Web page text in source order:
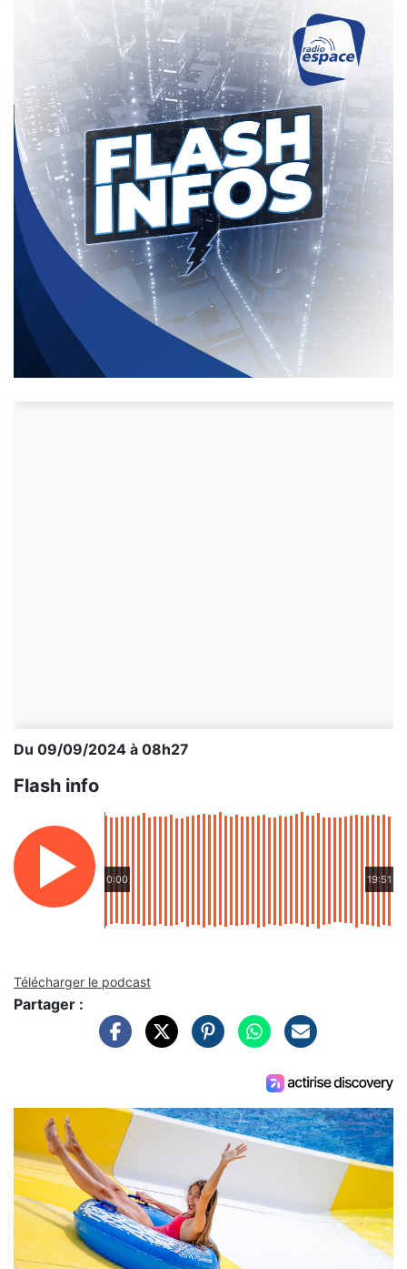
Du 09/09/2024 à 08h27
Flash info
0:00 19:51
Télécharger le podcast
Partager :